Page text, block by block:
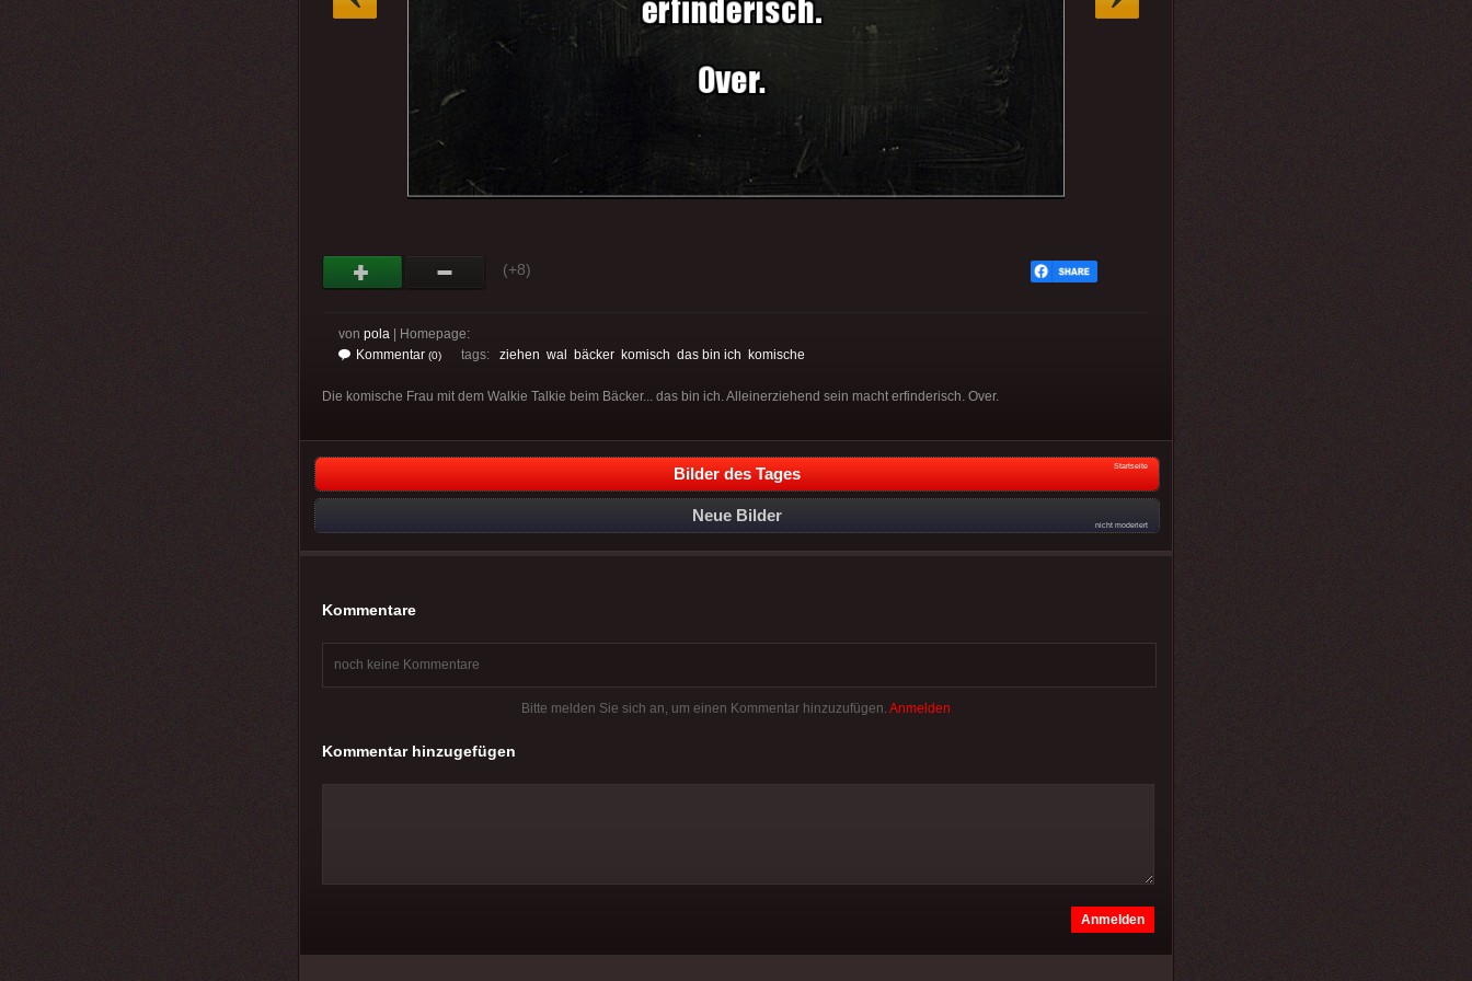
(+8)
von pola | Homepage:
Kommentar (0) tags: ziehen wal bäcker komisch das bin ich komische
Die komische Frau mit dem Walkie Talkie beim Bäcker... das bin ich. Alleinerziehend sein macht erfinderisch. Over.
Bilder des Tages Startseite
Neue Bilder
nicht moderiert
Kommentare
noch keine Kommentare
Bitte melden Sie sich an, um einen Kommentar hinzuzufügen. Anmelden
Kommentar hinzugefügen